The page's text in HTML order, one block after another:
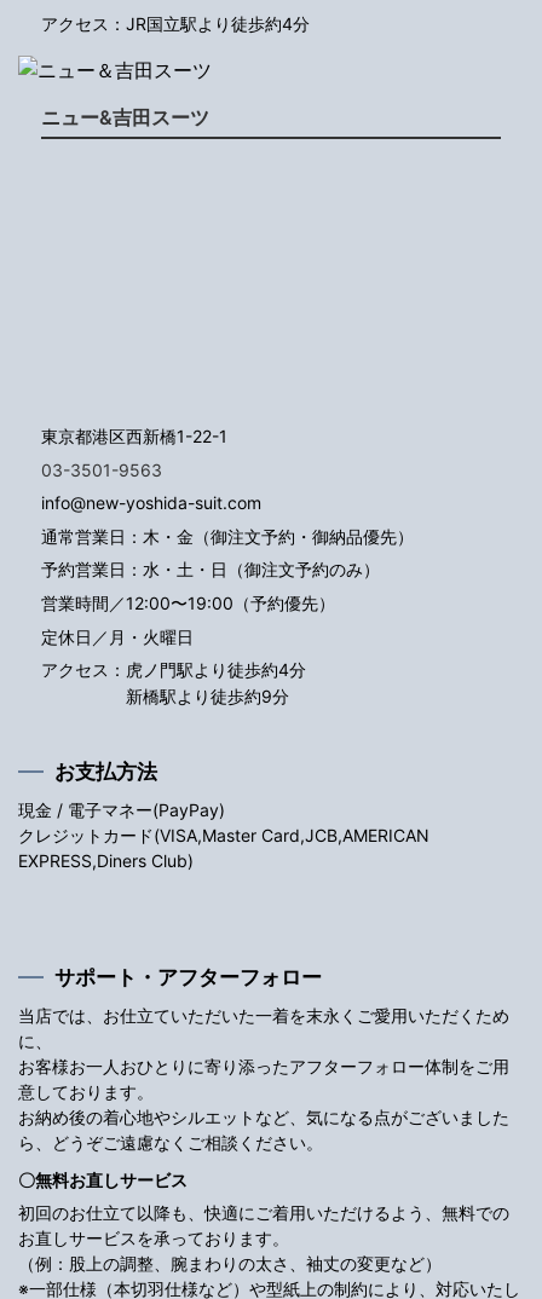
アクセス：JR国立駅より徒歩約4分
ニュー&吉田スーツ
東京都港区西新橋1-22-1
03-3501-9563
info@new-yoshida-suit.com
通常営業日：木・金（御注文予約・御納品優先）
予約営業日：水・土・日（御注文予約のみ）
営業時間／12:00〜19:00（予約優先）
定休日／月・火曜日
アクセス： 虎ノ門駅より徒歩約4分
新橋駅より徒歩約9分
お支払方法
現金 / 電子マネー(PayPay)
クレジットカード(VISA,Master Card,JCB,AMERICAN
EXPRESS,Diners Club)
サポート・アフターフォロー
当店では、お仕立ていただいた一着を末永くご愛用いただくため
に、
お客様お一人おひとりに寄り添ったアフターフォロー体制をご用
意しております。
お納め後の着心地やシルエットなど、気になる点がございました
ら、どうぞご遠慮なくご相談ください。
〇無料お直しサービス
初回のお仕立て以降も、快適にご着用いただけるよう、無料での
お直しサービスを承っております。
（例：股上の調整、腕まわりの太さ、袖丈の変更など）
※一部仕様（本切羽仕様など）や型紙上の制約により、対応いたし